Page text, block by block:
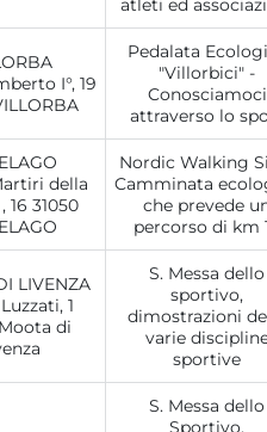
atleti ed
I°, 19
Pedalata
"Villorbici" -
Conosciamoci
attraverso lo
della
16 31050
Nordic Walking
Camminata
che prevede
percorso di km
LIVENZA
1
di
S. Messa dello
sportivo,
dimostrazioni
varie
sportive
S. Messa dello
Sportivo,